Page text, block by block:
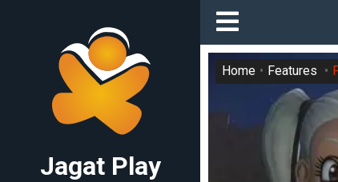
Jagat Play
Home Features